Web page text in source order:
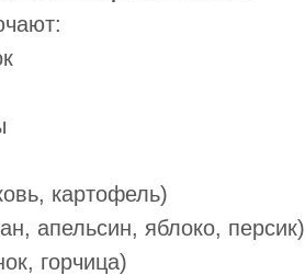
картофель)
апельсин, яблоко, персик)
горчица)